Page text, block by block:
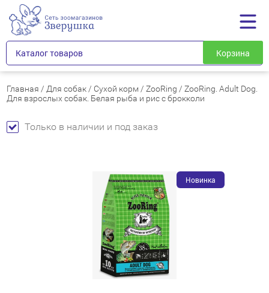
Каталог товаров Корзина
Главная / Для собак / Сухой корм /ZooRing /ZooRing. Adult Dog.
Для взрослых собак. Белая рыба и рис с брокколи
Только в наличии и под заказ
Новинка